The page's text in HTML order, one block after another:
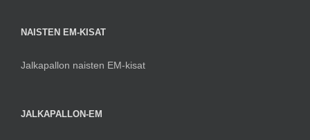
NAISTEN EM-KISAT
Jalkapallon naisten EM-kisat
JALKAPALLON-EM